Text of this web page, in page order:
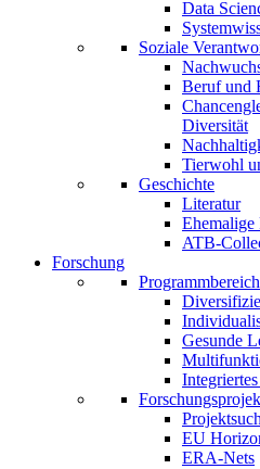
Data
Soziale
Beruf und
Diversität
Tierwohl
Geschichte
Literatur
Ehemalige
ATB-
Forschung
Gesunde
EU
ERA-Nets